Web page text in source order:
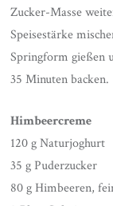
Zucker-Masse
Speisestärke
Springform gießen
35 Minuten backen.
Himbeercreme
120 g Naturjoghurt
35 g Puderzucker
80 g Himbeeren,